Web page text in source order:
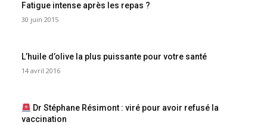
Fatigue intense après les repas ?
30 juin 2015
L’huile d’olive la plus puissante pour votre santé
14 avril 2016
Dr Stéphane Résimont : viré pour avoir refusé la
vaccination